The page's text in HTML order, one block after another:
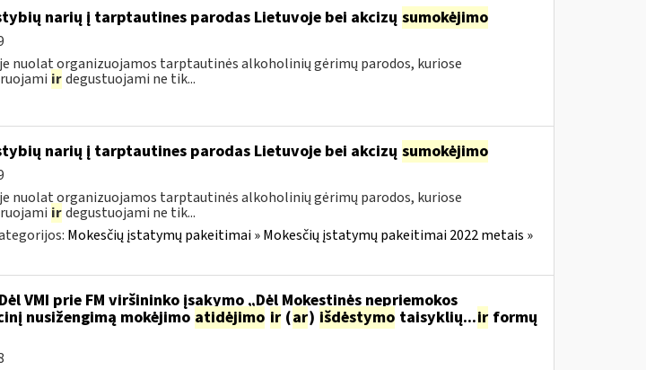
narių į tarptautines parodas Lietuvoje bei akcizų sumokėjimo
nuolat organizuojamos tarptautinės alkoholinių gėrimų parodos, kuriose
ir degustuojami ne tik...
narių į tarptautines parodas Lietuvoje bei akcizų sumokėjimo
nuolat organizuojamos tarptautinės alkoholinių gėrimų parodos, kuriose
ir degustuojami ne tik...
Mokesčių įstatymų pakeitimai » Mokesčių įstatymų pakeitimai 2022 metais »
VMI prie FM viršininko įsakymo „Dėl Mokestinės nepriemokos
nusižengimą mokėjimo atidėjimo ir(ar) išdėstymo taisyklių...irformų